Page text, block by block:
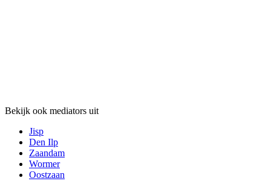
Bekijk ook mediators uit
Jisp
Den Ilp
Zaandam
Wormer
Oostzaan